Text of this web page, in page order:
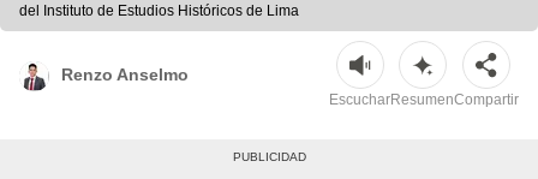
del Instituto de Estudios Históricos de Lima
Renzo Anselmo
EscucharResumenCompartir